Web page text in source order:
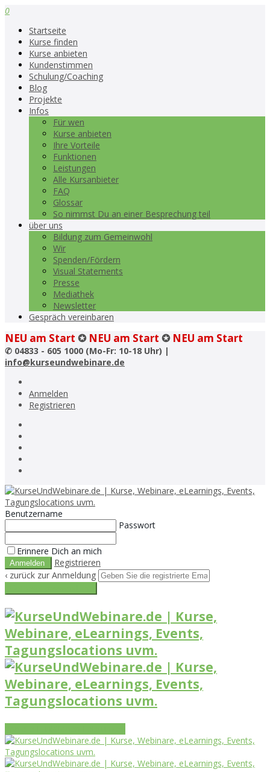
0
Startseite
Kurse finden
Kurse anbieten
Kundenstimmen
Schulung/Coaching
Blog
Projekte
Infos
Für wen
Kurse anbieten
Ihre Vorteile
Funktionen
Leistungen
Alle Kursanbieter
FAQ
Glossar
So nimmst Du an einer Besprechung teil
über uns
Bildung zum Gemeinwohl
Wir
Spenden/Fördern
Visual Statements
Presse
Mediathek
Newsletter
Gespräch vereinbaren
NEU am Start ✪ NEU am Start ✪ NEU am Start
✆ 04833 - 605 1000 (Mo-Fr: 10-18 Uhr) |
info@kurseundwebinare.de
Anmelden
Registrieren
Benutzername
Passwort
Erinnere Dich an mich
Registrieren
‹ zurück zur Anmeldung